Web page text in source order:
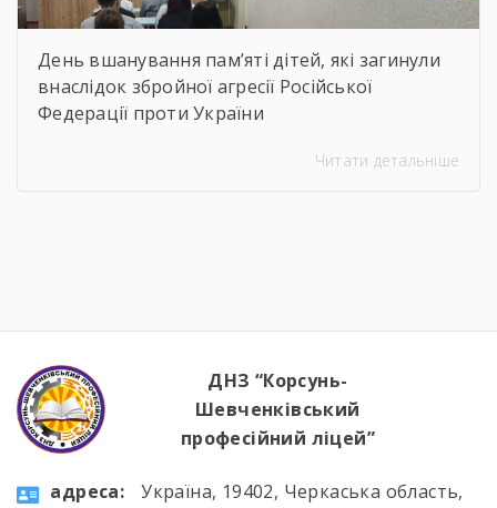
День вшанування пам’яті дітей, які загинули
внаслідок збройної агресії Російської
Федерації проти України
Читати детальніше
ДНЗ “Корсунь-
Шевченківський
професійний ліцей”
aдресa:
Україна, 19402, Черкаська область,